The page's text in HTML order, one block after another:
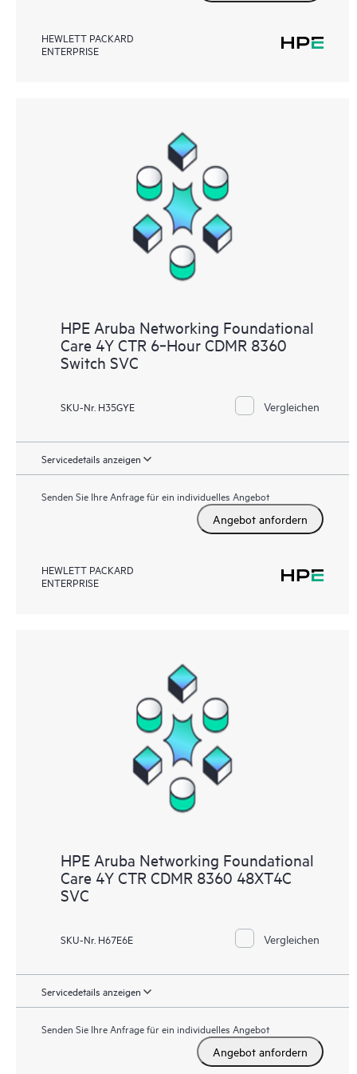
HEWLETT PACKARD
ENTERPRISE
HPE Aruba Networking Foundational
Care 4Y CTR 6‑Hour CDMR 8360
Switch SVC
SKU-Nr. H35GYE Vergleichen
Servicedetails anzeigen
Senden Sie Ihre Anfrage für ein individuelles Angebot
Angebot anfordern
HEWLETT PACKARD
ENTERPRISE
HPE Aruba Networking Foundational
Care 4Y CTR CDMR 8360 48XT4C
SVC
SKU-Nr. H67E6E Vergleichen
Servicedetails anzeigen
Senden Sie Ihre Anfrage für ein individuelles Angebot
Angebot anfordern